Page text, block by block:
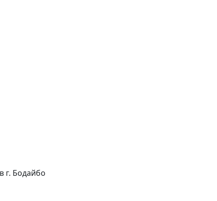
г. Бодайбо